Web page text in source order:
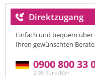
Direktzugang
Einfach und bequem
Ihren gewünschten
0900 800 33
2,99 Euro/Min